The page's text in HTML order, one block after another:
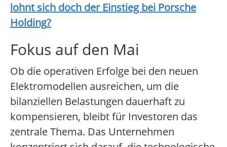
lohnt sich doch der Einstieg bei Porsche
Holding?
Fokus auf den Mai
Ob die operativen Erfolge bei den neuen
Elektromodellen ausreichen, um die
bilanziellen Belastungen dauerhaft zu
kompensieren, bleibt für Investoren das
zentrale Thema. Das Unternehmen